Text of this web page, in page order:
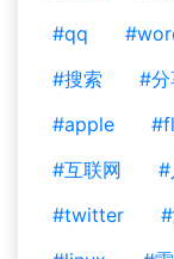
#qq
#搜索
#分
#apple
#互联网
#
#twitter